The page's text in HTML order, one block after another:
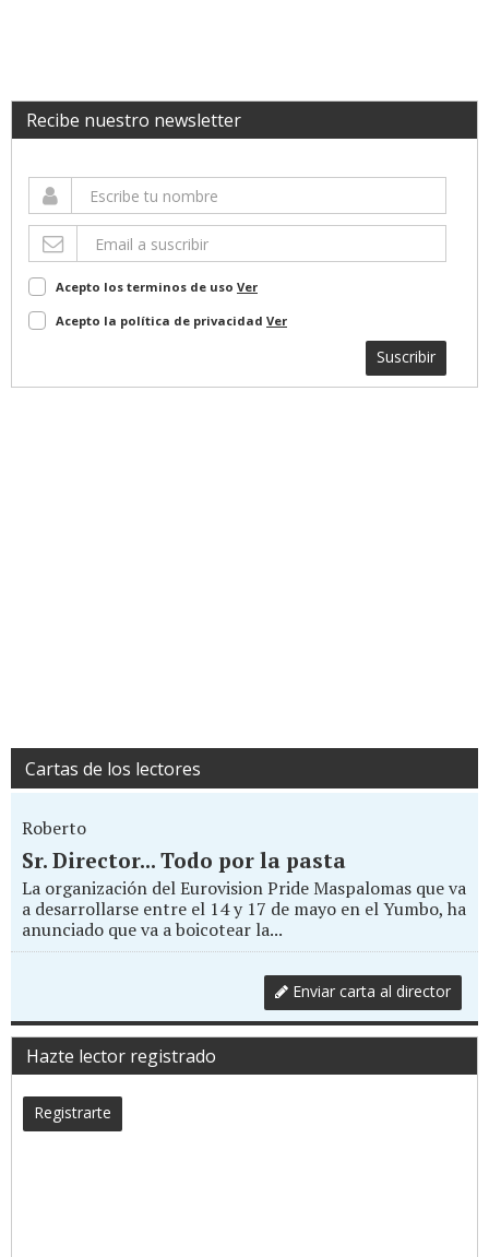
Recibe nuestro newsletter
Acepto los terminos de uso Ver
Acepto la política de privacidad Ver
Suscribir
Cartas de los lectores
Roberto
Sr. Director... Todo por la pasta
La organización del Eurovision Pride Maspalomas que va
a desarrollarse entre el 14 y 17 de mayo en el Yumbo, ha
anunciado que va a boicotear la...
Enviar carta al director
Hazte lector registrado
Registrarte